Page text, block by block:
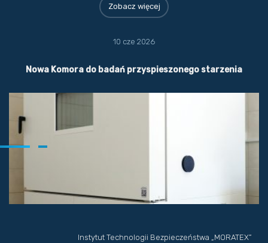
Zobacz więcej
10 cze 2026
Nowa Komora do badań przyspieszonego starzenia
Instytut Technologii Bezpieczeństwa „MORATEX”